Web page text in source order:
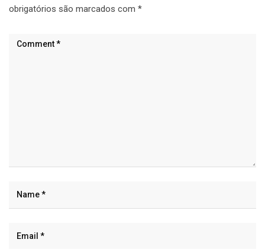
obrigatórios são marcados com *